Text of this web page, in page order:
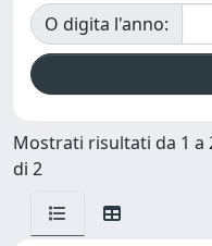
O digita l'anno:
Mostrati risultati da 1 a
di 2